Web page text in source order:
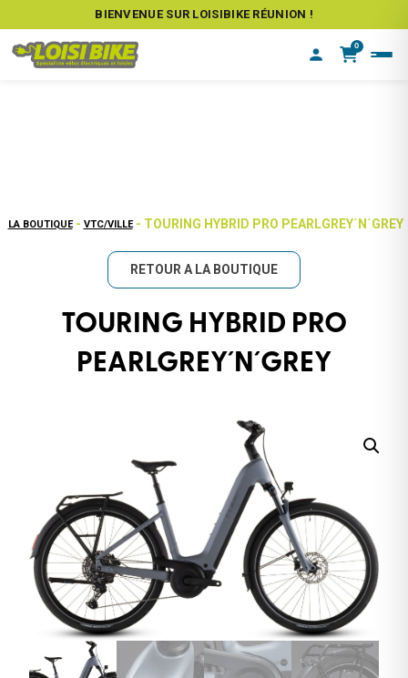
BIENVENUE SUR LOISIBIKE RÉUNION !
0
LA BOUTIQUE - VTC/VILLE - TOURING HYBRID PRO PEARLGREY´N´GREY
RETOUR A LA BOUTIQUE
TOURING HYBRID PRO
PEARLGREY´N´GREY